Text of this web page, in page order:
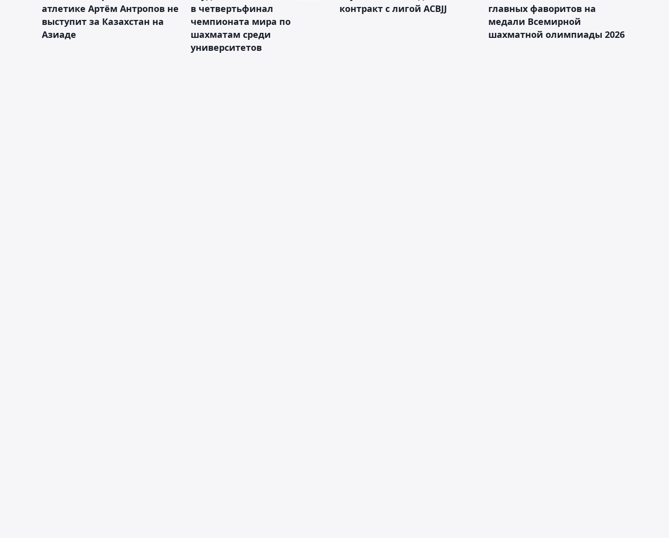
атлетике Артём Антропов не
выступит за Казахстан на
Азиаде
в четвертьфинал
чемпионата мира по
шахматам среди
университетов
контракт с лигой ACBJJ
главных фаворитов на
медали Всемирной
шахматной олимпиады 2026